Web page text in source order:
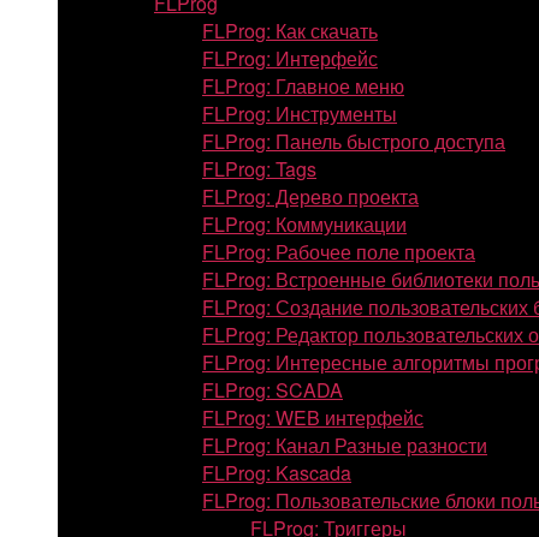
FLProg: Как скачать
FLProg: Интерфейс
FLProg: Главное меню
FLProg: Инструменты
FLProg: Панель быстрого доступа
FLProg: Tags
FLProg: Дерево проекта
FLProg: Коммуникации
FLProg: Рабочее поле проекта
FLProg: Встроенные библиотеки
FLProg: Создание пользовательских
FLProg: Редактор пользовательских
FLProg: Интересные алгоритмы
FLProg: SCADA
FLProg: WEB интерфейс
FLProg: Канал Разные разности
FLProg: Kascada
FLProg: Пользовательские блоки
FLProg: Триггеры